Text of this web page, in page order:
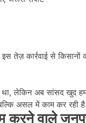
तेज़ कार्रवाई से किसानों
था, लेकिन अब सांसद खुद
असल में काम कर रही
वाले